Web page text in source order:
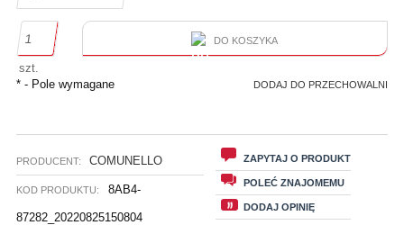
szt.
DO KOSZYKA
DODAJ DO PRZECHOWALNI
* - Pole wymagane
PRODUCENT: COMUNELLO
KOD PRODUKTU: 8AB4-
87282_20220825150804
ZAPYTAJ O PRODUKT
POLEĆ ZNAJOMEMU
DODAJ OPINIĘ